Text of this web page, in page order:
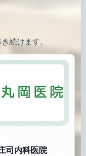
続けます。
司内科医院